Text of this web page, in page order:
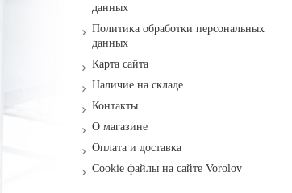
данных
Политика обработки персональных
данных
Карта сайта
Наличие на складе
Контакты
О магазине
Оплата и доставка
Cookie файлы на сайте Vorolov